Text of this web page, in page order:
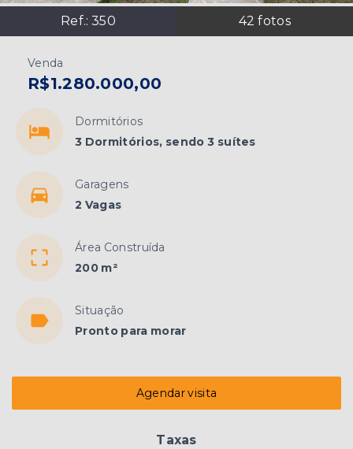
Ref.:350 42 fotos
Venda
R$1.280.000,00
Dormitórios
3 Dormitórios, sendo 3 suítes
Garagens
2 Vagas
Área Construída
200 m²
Situação
Pronto para morar
Agendar visita
Taxas